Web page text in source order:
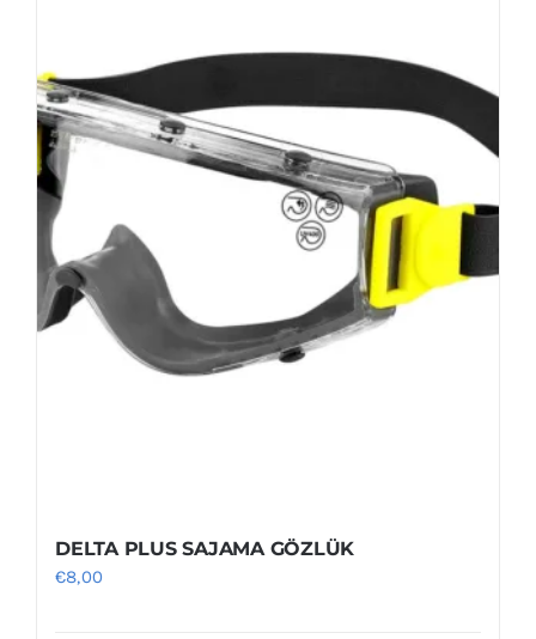
DELTA PLUS SAJAMA GÖZLÜK
€8,00